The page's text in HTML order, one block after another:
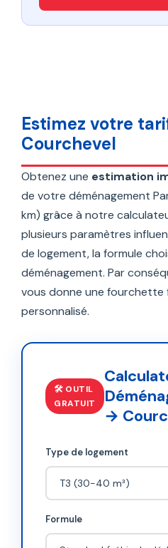
Estimez votre
Courchevel
Obtenez une estimation
de votre déménagement
km) grâce à notre
plusieurs paramètres
de logement, la formule
déménagement. Par
vous donne une fourchette
personnalisé.
🛠️ OUTIL
GRATUIT
→
Type de logement
Formule